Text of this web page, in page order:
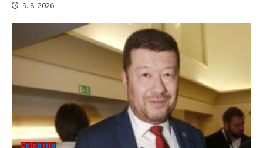
9. 8. 2026
Celebrity